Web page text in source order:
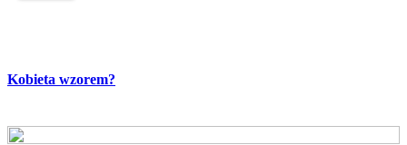
Kobieta wzorem?